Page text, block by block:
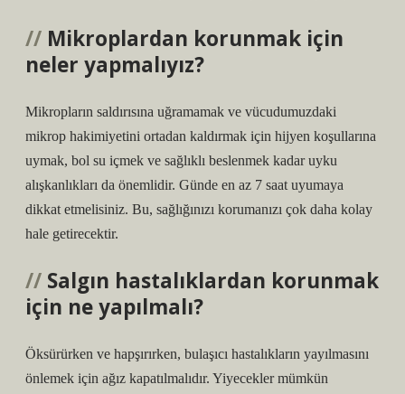
Mikroplardan korunmak için
neler yapmalıyız?
Mikropların saldırısına uğramamak ve vücudumuzdaki
mikrop hakimiyetini ortadan kaldırmak için hijyen koşullarına
uymak, bol su içmek ve sağlıklı beslenmek kadar uyku
alışkanlıkları da önemlidir. Günde en az 7 saat uyumaya
dikkat etmelisiniz. Bu, sağlığınızı korumanızı çok daha kolay
hale getirecektir.
Salgın hastalıklardan korunmak
için ne yapılmalı?
Öksürürken ve hapşırırken, bulaşıcı hastalıkların yayılmasını
önlemek için ağız kapatılmalıdır. Yiyecekler mümkün